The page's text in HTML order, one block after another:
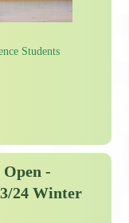
Students
-
24 Winter